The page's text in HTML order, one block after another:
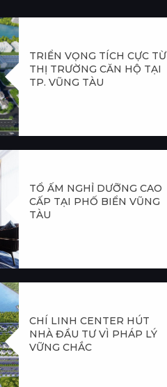
TRIỂN VỌNG TÍCH CỰC TỪ
THỊ TRƯỜNG CĂN HỘ TẠI
TP. VŨNG TÀU
TỔ ẤM NGHỈ DƯỠNG CAO
CẤP TẠI PHỐ BIỂN VŨNG
TÀU
CHÍ LINH CENTER HÚT
NHÀ ĐẦU TƯ VÌ PHÁP LÝ
VỮNG CHẮC